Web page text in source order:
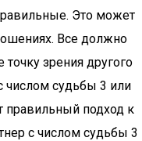
Это может
Все должно
зрения другого
числом судьбы 3 или
правильный подход к
с числом судьбы 3